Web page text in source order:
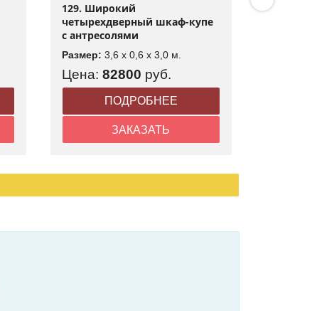
129. Широкий
четырехдверный шкаф-купе
с антресолями
Размер:3,6 x 0,6 x 3,0 м.
Цена:82800 руб.
ПОДРОБНЕЕ
ЗАКАЗАТЬ
130.